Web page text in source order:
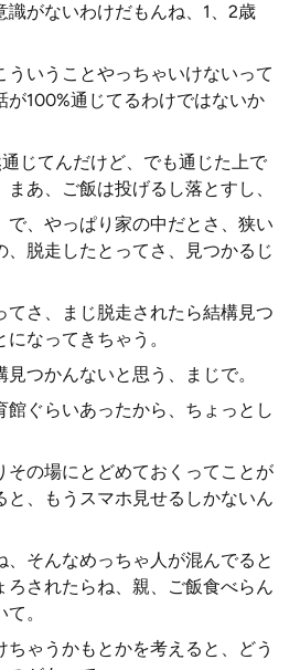
識がないわけだもんね、1、2歳
ういうことやっちゃいけないって
が100%通じてるわけではないか
じてんだけど、でも通じた上で
あ、ご飯は投げるし落とすし、
で、やっぱり家の中だとさ、狭い
、脱走したとってさ、見つかるじ
てさ、まじ脱走されたら結構見つ
なってきちゃう。
つかんないと思う、まじで。
館ぐらいあったから、ちょっとし
その場にとどめておくってことが
と、もうスマホ見せるしかないん
、そんなめっちゃ人が混んでると
ろされたらね、親、ご飯食べらん
。
ゃうかもとかを考えると、どう